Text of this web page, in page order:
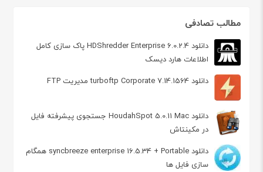
مطالب تصادفی
دانلود HDShredder Enterprise 6.0.2.4 پاک سازی کامل
اطلاعات هارد دیسک
دانلود turboftp Corporate 7.14.1564 مدیریت FTP
دانلود HoudahSpot 5.0.11 Mac جستجوی پیشرفته فایل
در مکینتاش
دانلود syncbreeze enterprise 16.5.34 + Portable همگام‌
سازی فایل ها